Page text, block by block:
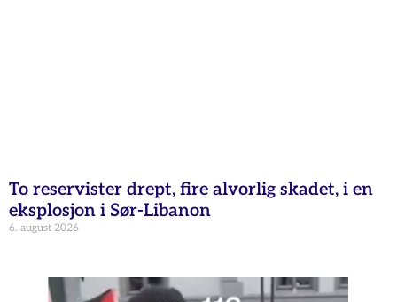
To reservister drept, fire alvorlig skadet, i en
eksplosjon i Sør-Libanon
6. august 2026